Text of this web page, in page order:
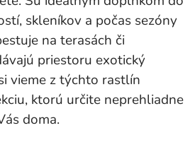
skleníkov a počas sezóny
na terasách či
priestoru exotický
vieme z týchto rastlín
ktorú určite neprehliadne
doma.